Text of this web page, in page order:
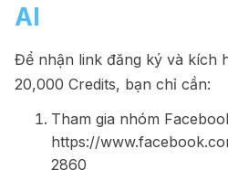
AI
Để nhận link đăng ký và kích
20,000 Credits, bạn chỉ cần:
Tham gia nhóm
https://
2860